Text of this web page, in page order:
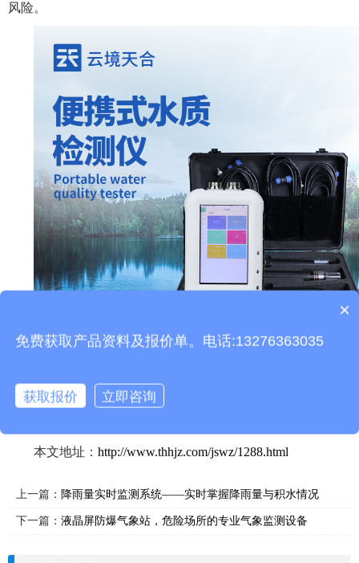
风险。
本文地址： http://www.thhjz.com/jswz/1288.html
上一篇： 降雨量实时监测系统——实时掌握降雨量与积水情况
下一篇： 液晶屏防爆气象站，危险场所的专业气象监测设备
产品包含安装吗？
×
免费获取产品资料及报价单。电话:13276363035
获取报价 立即咨询